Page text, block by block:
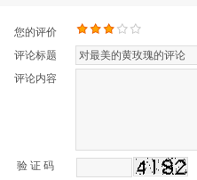
您的评价
评论标题
评论内容
验 证 码